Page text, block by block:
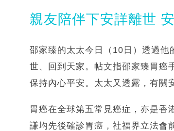
親友陪伴下安詳離世
邵家臻的太太今日（10日）透過他
世、回到天家。帖文指邵家臻胃癌
保持內心平安。太太又透露，有關
胃癌在全球第五常見癌症，亦是香
謙均先後確診胃癌，社福界立法會